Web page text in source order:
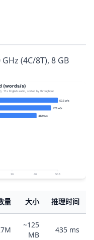
(4C/8T), 8 GB
量 大小 推理时间
~125
MB
435 ms